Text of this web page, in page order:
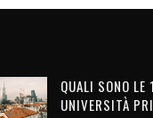
QUALI SONO
UNIVERSITÀ